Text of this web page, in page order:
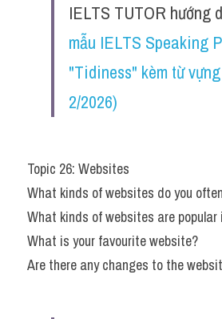
IELTS TUTOR hướng
mẫu IELTS Speaking
"Tidiness" kèm từ
2/2026)
Topic 26: Websites
What kinds of websites do you
What kinds of websites are popular
What is your favourite website?
Are there any changes to the